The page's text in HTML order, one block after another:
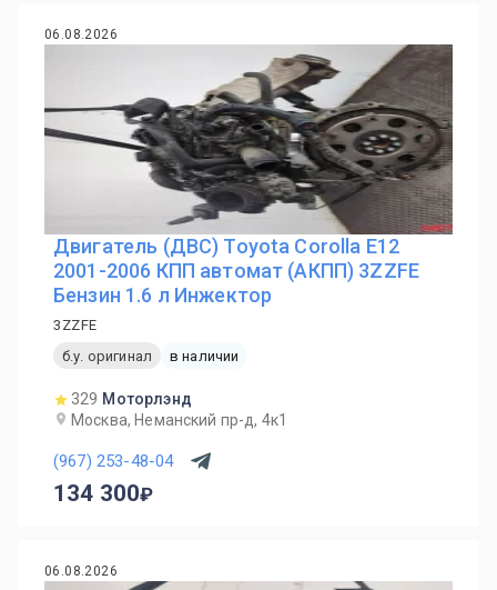
06.08.2026
Двигатель (ДВС) Toyota Corolla E12
2001-2006 КПП автомат (АКПП) 3ZZFE
Бензин 1.6 л Инжектор
3ZZFE
б.у. оригинал
в наличии
329 Моторлэнд
Москва, Неманский пр-д, 4к1
(967) 253-48-04
134 300
06.08.2026